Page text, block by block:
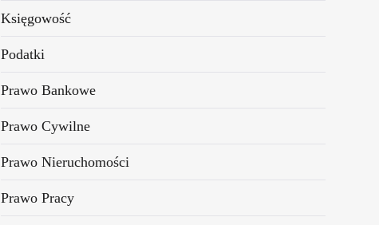
Księgowość
Podatki
Prawo Bankowe
Prawo Cywilne
Prawo Nieruchomości
Prawo Pracy